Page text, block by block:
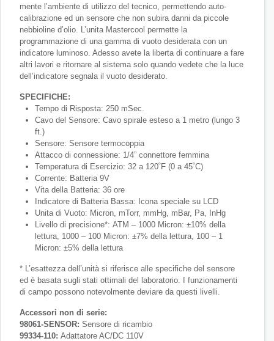
mente l’ambiente di utilizzo del tecnico, permettendo auto-
calibrazione ed un sensore che non subira danni da piccole
nebbioline d’olio. L’unita Mastercool permette la
programmazione di una gamma di vuoto desiderata con un
indicatore luminoso. Adesso avete la liberta di continuare a fare
altri lavori e ritornare al sistema solo quando vedete che la luce
dell’indicatore segnala il vuoto desiderato.
SPECIFICHE:
Tempo di Risposta: 250 mSec.
Cavo del Sensore: Cavo spirale esteso a 1 metro (lungo 3
ft.)
Sensore: Sensore termocoppia
Attacco di connessione: 1/4” connettore femmina
Temperatura di Esercizio: 32 a 120˚F (0 a 45˚C)
Corrente: Batteria 9V
Vita della Batteria: 36 ore
Indicatore di Batteria Bassa: Icona speciale su LCD
Unita di Vuoto: Micron, mTorr, mmHg, mBar, Pa, InHg
Livello di precisione*: ATM – 1000 Micron: ±10% della
lettura, 1000 – 100 Micron: ±7% della lettura, 100 – 1
Micron: ±5% della lettura
* L’esattezza dell’unità si riferisce alle specifiche del sensore
ed è basata sugli stati ottimali del laboratorio. I funzionamenti
di campo possono notevolmente deviare da questi livelli.
Accessori non di serie:
98061-SENSOR: Sensore di ricambio
99334-110: Adattatore AC/DC 110V